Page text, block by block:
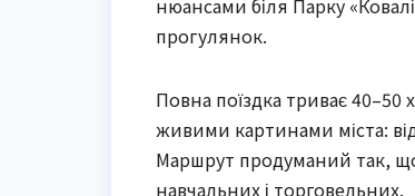
нюансами біля Парку
прогулянок.
Повна поїздка триває
живими картинами міста:
Маршрут продуманий так,
навчальних і торговельних.